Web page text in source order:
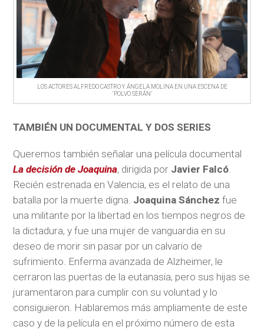
LOS ACTORES ALFREDO CASTRO Y ÁNGELA MOLINA EN UNA ESCENA DE
‘POLVO SERÁN’
TAMBIÉN UN DOCUMENTAL Y DOS SERIES
Queremos también señalar una película documental
La decisión de Joaquina, dirigida por Javier Falcó.
Recién estrenada en Valencia, es el relato de una
batalla por la muerte digna. Joaquina Sánchez fue
una militante por la libertad en los tiempos negros de
la dictadura, y fue una mujer de vanguardia en su
deseo de morir sin pasar por un calvario de
sufrimiento. Enferma avanzada de Alzheimer, le
cerraron las puertas de la eutanasia, pero sus hijas se
juramentaron para cumplir con su voluntad y lo
consiguieron. Hablaremos más ampliamente de este
caso y de la película en el próximo número de esta